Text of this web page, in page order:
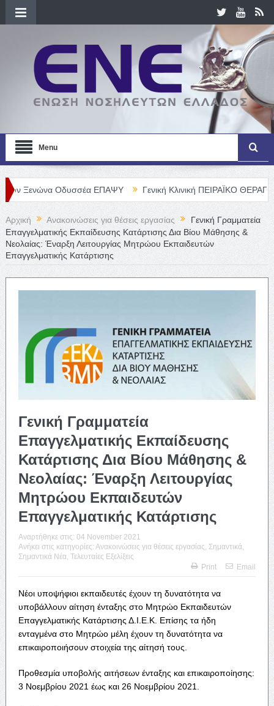
Menu
Οδυσσέα ΕΠΑΨΥ Γενική Κλινική ΠΕΙΡΑΪΚΟ ΘΕΡΑΠΕΥΤΗΡΙΟ
Αρχική Ανακοινώσεις για θέσεις εργασίας
Γενική Γραμματεία
Επαγγελματικής Εκπαίδευσης Κατάρτισης Δια Βίου Μάθησης &
Νεολαίας: Έναρξη Λειτουργίας Μητρώου Εκπαιδευτών
Επαγγελματικής Κατάρτισης
Γενική Γραμματεία
Επαγγελματικής Εκπαίδευσης
Κατάρτισης Δια Βίου Μάθησης &
Νεολαίας: Έναρξη Λειτουργίας
Μητρώου Εκπαιδευτών
Επαγγελματικής Κατάρτισης
Αναρτήθηκε στις: 04 November 2021
Ανήκει στις κατηγορίες: Ανακοινώσεις για θέσεις εργασίας Σημαντικά
Σημαντικά Νέα Τελευταίες Εξελίξεις
Print
Email
Νέοι υποψήφιοι εκπαιδευτές έχουν τη δυνατότητα να
υποβάλλουν αίτηση ένταξης στο Mητρώο Εκπαιδευτών
Επαγγελματικής Κατάρτισης Δ.Ι.Ε.Κ. Επίσης τα ήδη
ενταγμένα στο Μητρώο μέλη έχουν τη δυνατότητα να
επικαιροποιήσουν στοιχεία της αίτησή τους.
Προθεσμία υποβολής αιτήσεων ένταξης και επικαιροποίησης:
3 Νοεμβρίου 2021 έως και 26 Νοεμβρίου 2021.